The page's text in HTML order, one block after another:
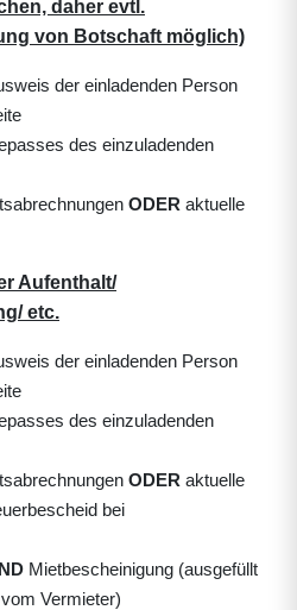
daher evtl.
von Botschaft möglich)
der einladenden Person
des einzuladenden
ODER aktuelle
Aufenthalt/
etc.
der einladenden Person
des einzuladenden
ODER aktuelle
bei
Mietbescheinigung (ausgefüllt
Vermieter)